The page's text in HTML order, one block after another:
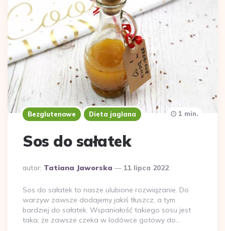
Bezglutenowe Dieta jaglana
Sos do sałatek
Dodane
autor: Tatiana Jaworska 11 lipca 2022
1 min.
Sos do sałatek to nasze ulubione rozwiązanie. Do
warzyw zawsze dodajemy jakiś tłuszcz, a tym
bardziej do sałatek. Wspaniałość takiego sosu jest
taka, że zawsze czeka w lodówce gotowy do…